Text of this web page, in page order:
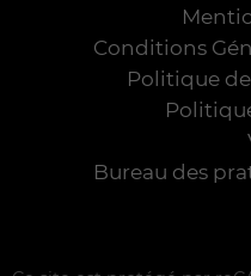
Conditions
Politique
Bureau des